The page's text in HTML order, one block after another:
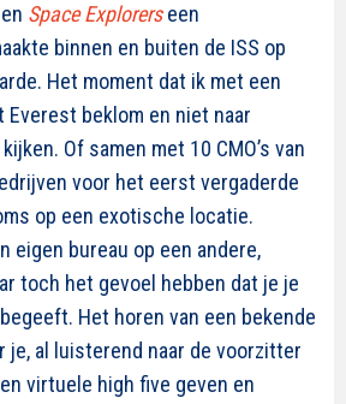
Space Explorerseen
binnen en buiten de ISS op
Het moment dat ik met een
Everest beklom en niet naar
Of samen met 10 CMO’s van
voor het eerst vergaderde
op een exotische locatie.
eigen bureau op een andere,
toch het gevoel hebben dat je je
Het horen van een bekende
al luisterend naar de voorzitter
virtuele high five geven en